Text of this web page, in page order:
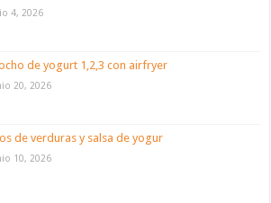
4, 2026
de yogurt 1,2,3 con airfryer
20, 2026
de verduras y salsa de yogur
10, 2026